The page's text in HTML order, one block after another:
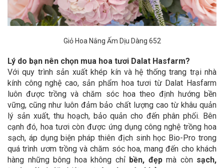
Giỏ Hoa Nắng Ấm Dịu Dàng 652
Lý do bạn nên chọn mua hoa tươi Dalat Hasfarm?
Với quy trình sản xuất khép kín và hệ thống trang trại nhà
kính công nghệ cao, sản phẩm hoa tươi từ Dalat Hasfarm
luôn được trồng và chăm sóc hoa theo định hướng bền
vững, cũng như luôn đảm bảo chất lượng cao từ khâu quản
lý sản xuất, thu hoạch, bảo quản cho đến phân phối. Bên
cạnh đó, hoa tươi còn được ứng dụng công nghệ trồng hoa
sạch, áp dụng biện pháp thiên địch sinh học Bio-Pro trong
quá trình ươm trồng và chăm sóc hoa, mang đến cho khách
hàng những bông hoa không chỉ bền, đẹpmà còn sạch,